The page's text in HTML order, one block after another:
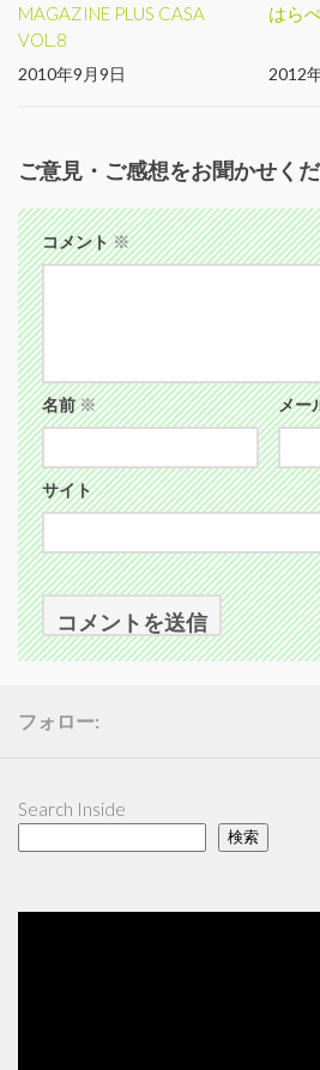
MAGAZINE PLUS CASA
VOL.8
2010年9月9日
はら
2012
ご意見・ご感想をお聞かせく
コメント※
名前※ メー
サイト
フォロー:
Search Inside
検索